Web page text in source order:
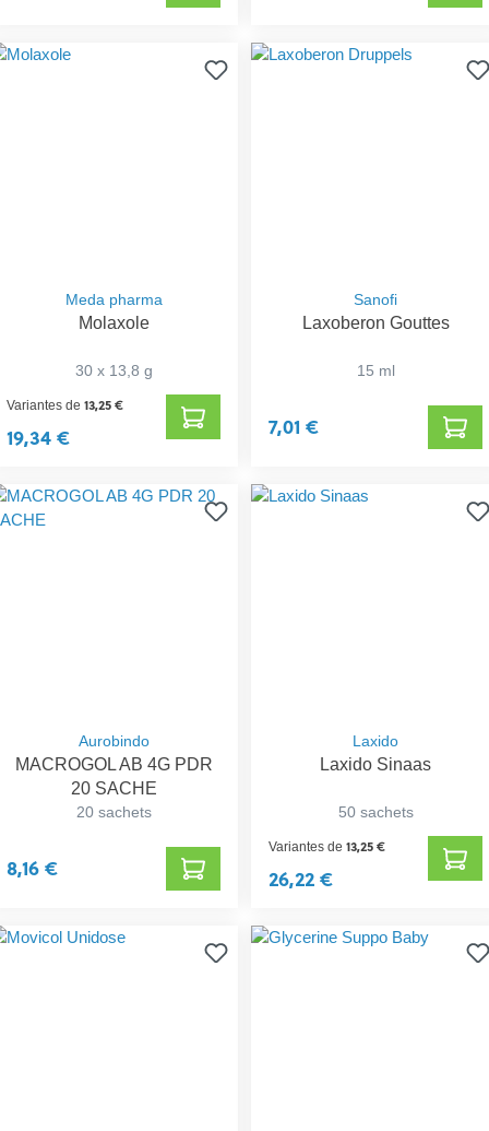
Meda pharma
Molaxole
30 x 13,8 g
Variantes de13,25 €
19,34 €
Sanofi
Laxoberon Gouttes
15 ml
7,01 €
Aurobindo
MACROGOL AB 4G PDR
20 SACHE
20 sachets
8,16 €
Laxido
Laxido Sinaas
50 sachets
Variantes de13,25 €
26,22 €